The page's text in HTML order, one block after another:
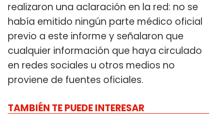
realizaron una aclaración en la red: no se
había emitido ningún parte médico oficial
previo a este informe y señalaron que
cualquier información que haya circulado
en redes sociales u otros medios no
proviene de fuentes oficiales.
TAMBIÉN TE PUEDE INTERESAR